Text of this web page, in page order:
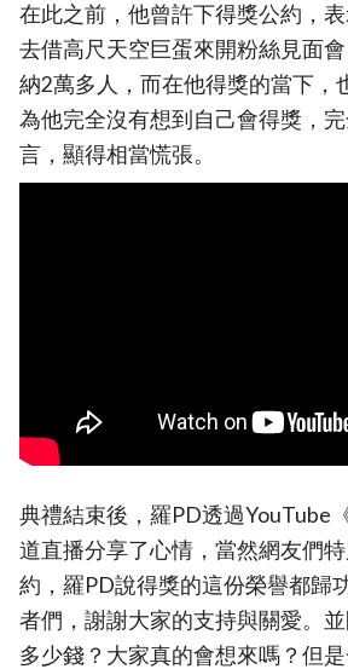
在此之前，他曾許下得獎公約，
去借高尺天空巨蛋來開粉絲見面
納2萬多人，而在他得獎的當下，
為他完全沒有想到自己會得獎，
言，顯得相當慌張。
典禮結束後，羅PD透過YouTube
道直播分享了心情，當然網友們
約，羅PD說得獎的這份榮譽都歸
者們，謝謝大家的支持與關愛。
多少錢？大家真的會想來嗎？但